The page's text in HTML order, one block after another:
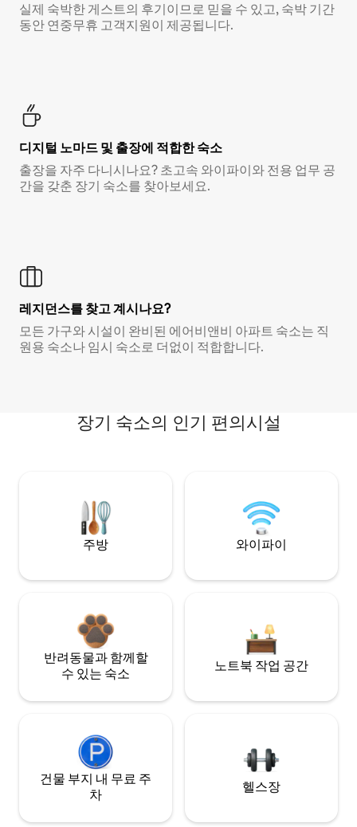
실제 숙박한 게스트의 후기이므로 믿을 수 있고, 숙박 기간
동안 연중무휴 고객지원이 제공됩니다.
디지털 노마드 및 출장에 적합한 숙소
출장을 자주 다니시나요? 초고속 와이파이와 전용 업무 공
간을 갖춘 장기 숙소를 찾아보세요.
레지던스를 찾고 계시나요?
모든 가구와 시설이 완비된 에어비앤비 아파트 숙소는 직
원용 숙소나 임시 숙소로 더없이 적합합니다.
장기 숙소의 인기 편의시설
주방 와이파이
반려동물과 함께할
수 있는 숙소
노트북 작업 공간
건물 부지 내 무료 주
차
헬스장